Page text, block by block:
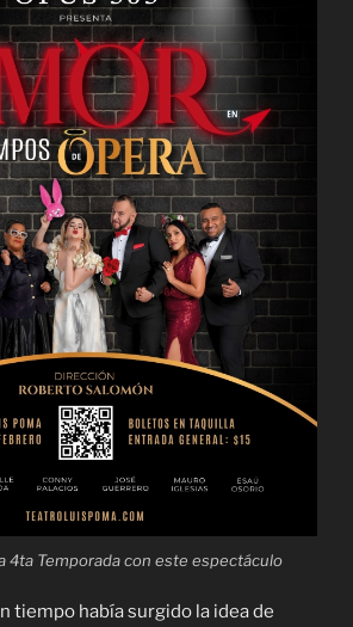
4ta Temporada con este espectáculo
tiempo había surgido la idea de